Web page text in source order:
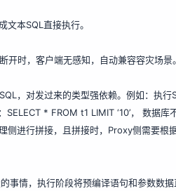
文本SQL直接执行。
开时，客户端无感知，自动兼容容灾场景。
，对发过来的类型强依赖。例如：执
* FROM t1 LIMIT ‘10’， 数据库
侧进行拼接，且拼接时，Proxy侧需要
事情，执行阶段将预编译语句和参数数